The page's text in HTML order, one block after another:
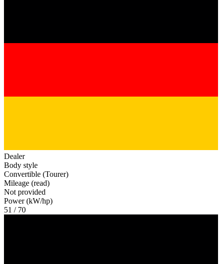
Dealer
Body style
Convertible (Tourer)
Mileage (read)
Not provided
Power (kW/hp)
51 / 70